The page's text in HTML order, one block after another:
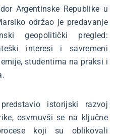
Argentinske Republike u
održao je predavanje
geopolitički pregled:
interesi i savremeni
studentima na praksi i
istorijski razvoj
osvrnuvši se na ključne
koji su oblikovali